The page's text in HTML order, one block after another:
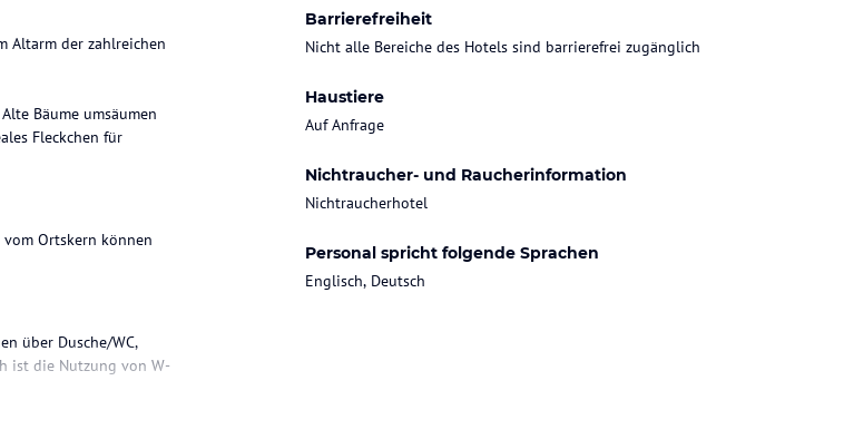
Barrierefreiheit
Nicht alle Bereiche des Hotels sind barrierefrei zugänglich
Haustiere
Auf Anfrage
Nichtraucher- und Raucherinformation
Nichtraucherhotel
Personal spricht folgende Sprachen
Englisch, Deutsch
Altarm der zahlreichen
Bäume umsäumen
Fleckchen für
Ortskern können
über Dusche/WC,
ist die Nutzung von W-